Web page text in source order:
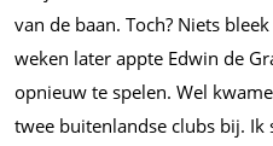
van de baan. Toch? Niets
weken later appte Edwin de
opnieuw te spelen. Wel
twee buitenlandse clubs bij.